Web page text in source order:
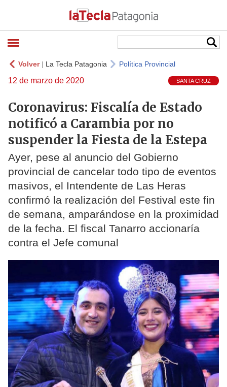
Volver| La Tecla Patagonia Política Provincial
12 de marzo de 2020 SANTA CRUZ
Coronavirus: Fiscalía de Estado
notificó a Carambia por no
suspender la Fiesta de la Estepa
Ayer, pese al anuncio del Gobierno
provincial de cancelar todo tipo de eventos
masivos, el Intendente de Las Heras
confirmó la realización del Festival este fin
de semana, amparándose en la proximidad
de la fecha. El fiscal Tanarro accionaría
contra el Jefe comunal